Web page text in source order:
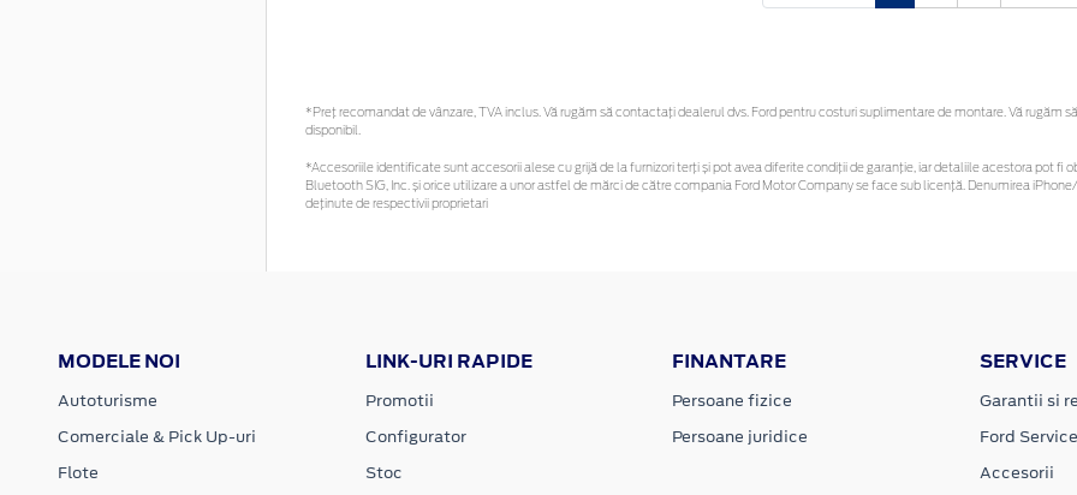
*Preţ recomandat de vânzare, TVA inclus. Vă rugăm să contactaţi dealerul dvs. Ford pentru costuri suplimentare de montare. Vă
disponibil.
*Accesoriile identificate sunt accesorii alese cu grijă de la furnizori terți și pot avea diferite condiții de garanție, iar detaliile acestora pot
Bluetooth SIG, Inc. și orice utilizare a unor astfel de mărci de către compania Ford Motor Company se face sub licență. Denumirea
deținute de respectivii proprietari
MODELE NOI
Autoturisme
Comerciale & Pick Up-uri
Flote
LINK-URI RAPIDE
Promotii
Configurator
Stoc
FINANTARE
Persoane fizice
Persoane juridice
SERVICE
Garantii si
Ford
Accesorii